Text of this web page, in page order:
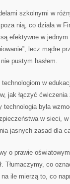
szkolnymi w
nią, co działa w
efektywne w
lecz mądre
pustym hasłem.
w
jak łączyć ćwiczenia
była
w sieci,
jasnych zasad dla
o prawie
Tłumaczymy, co
ile mierzą to, co